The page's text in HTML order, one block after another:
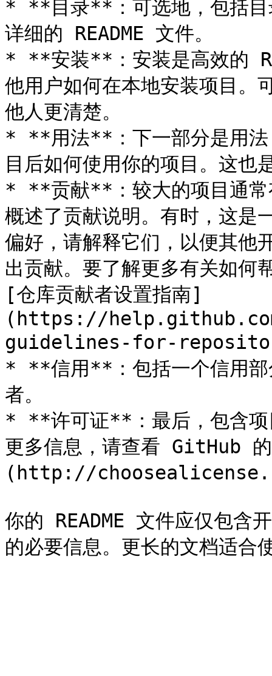
* **目录**：可选地，包括目
详细的 README 文件。
* **安装**：安装是高效的
他用户如何在本地安装项目
他人更清楚。
* **用法**：下一部分是用法
目后如何使用你的项目。这也
* **贡献**：较大的项目通常
概述了贡献说明。有时，这是
偏好，请解释它们，以便其他
出贡献。要了解更多有关如何
[仓库贡献者设置指南]
(https://
guidelines-for-
* **信用**：包括一个信用部
者。
* **许可证**：最后，包含项
更多信息，请查看 GitHub
(http://
你的 README 文件应仅包含